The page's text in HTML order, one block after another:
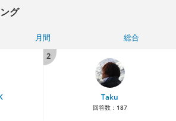
グ
月間
総合
2
Taku
回答数： 187